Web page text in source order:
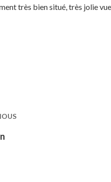
très bien situé, très jolie